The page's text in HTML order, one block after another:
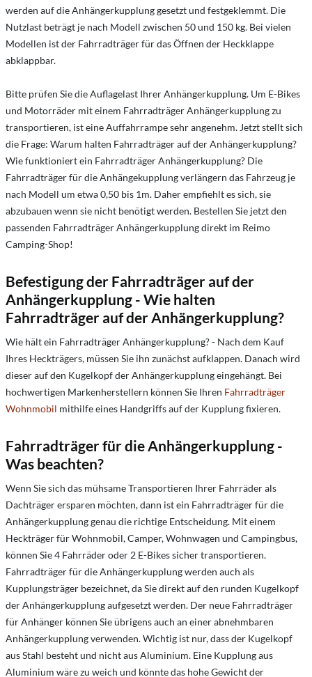
werden auf die Anhängerkupplung gesetzt und festgeklemmt. Die
Nutzlast beträgt je nach Modell zwischen 50 und 150 kg. Bei vielen
Modellen ist der Fahrradträger für das Öffnen der Heckklappe
abklappbar.
Bitte prüfen Sie die Auflagelast Ihrer Anhängerkupplung. Um E-Bikes
und Motorräder mit einem Fahrradträger Anhängerkupplung zu
transportieren, ist eine Auffahrrampe sehr angenehm. Jetzt stellt sich
die Frage: Warum halten Fahrradträger auf der Anhängerkupplung?
Wie funktioniert ein Fahrradträger Anhängerkupplung? Die
Fahrradträger für die Anhängekupplung verlängern das Fahrzeug je
nach Modell um etwa 0,50 bis 1m. Daher empfiehlt es sich, sie
abzubauen wenn sie nicht benötigt werden. Bestellen Sie jetzt den
passenden Fahrradträger Anhängerkupplung direkt im Reimo
Camping-Shop!
Befestigung der Fahrradträger auf der
Anhängerkupplung - Wie halten
Fahrradträger auf der Anhängerkupplung?
Wie hält ein Fahrradträger Anhängerkupplung? - Nach dem Kauf
Ihres Heckträgers, müssen Sie ihn zunächst aufklappen. Danach wird
dieser auf den Kugelkopf der Anhängerkupplung eingehängt. Bei
hochwertigen Markenherstellern können Sie Ihren Fahrradträger
Wohnmobil mithilfe eines Handgriffs auf der Kupplung fixieren.
Fahrradträger für die Anhängerkupplung -
Was beachten?
Wenn Sie sich das mühsame Transportieren Ihrer Fahrräder als
Dachträger ersparen möchten, dann ist ein Fahrradträger für die
Anhängerkupplung genau die richtige Entscheidung. Mit einem
Heckträger für Wohnmobil, Camper, Wohnwagen und Campingbus,
können Sie 4 Fahrräder oder 2 E-Bikes sicher transportieren.
Fahrradträger für die Anhängerkupplung werden auch als
Kupplungsträger bezeichnet, da Sie direkt auf den runden Kugelkopf
der Anhängerkupplung aufgesetzt werden. Der neue Fahrradträger
für Anhänger können Sie übrigens auch an einer abnehmbaren
Anhängerkupplung verwenden. Wichtig ist nur, dass der Kugelkopf
aus Stahl besteht und nicht aus Aluminium. Eine Kupplung aus
Aluminium wäre zu weich und könnte das hohe Gewicht der